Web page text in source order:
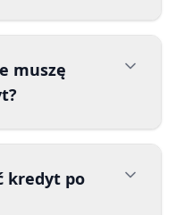
muszę
kredyt po